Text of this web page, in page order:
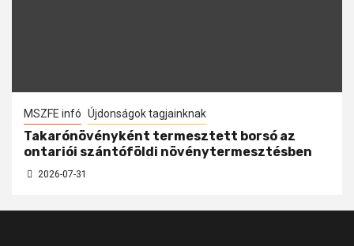
MSZFE infó Újdonságok tagjainknak
Takarónövényként termesztett borsó az
ontariói szántóföldi növénytermesztésben
2026-07-31